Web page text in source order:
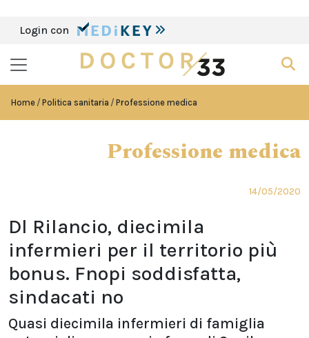
Login con
Home Politica sanitaria Professione medica
Professione medica
14/05/2020
Dl Rilancio, diecimila
infermieri per il territorio più
bonus. Fnopi soddisfatta,
sindacati no
Quasi diecimila infermieri di famiglia